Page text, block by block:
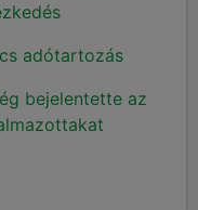
adótartozás
bejelentette az